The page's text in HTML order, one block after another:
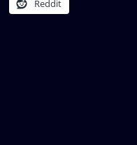
Reddit